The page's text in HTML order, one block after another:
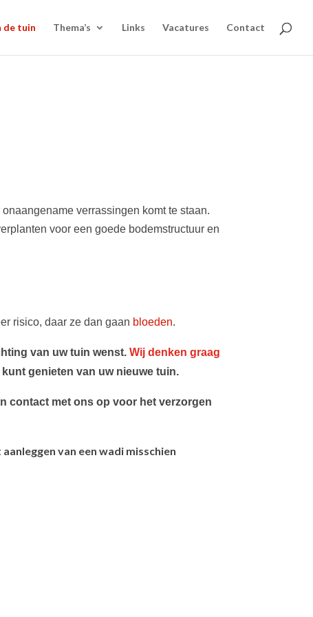
de tuin Thema’s Links Vacatures Contact
verrassingen komt te staan.
voor een goede bodemstructuur en
risico, daar ze dan gaan bloeden.
van uw tuin wenst.Wij denken graag
genieten van uw nieuwe tuin.
contact met ons op voor het verzorgen
van een wadi misschien